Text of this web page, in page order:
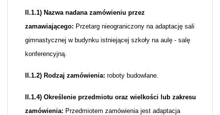
II.1.1) Nazwa nadana zamówieniu przez
zamawiającego: Przetarg nieograniczony na adaptację sali
gimnastycznej w budynku istniejącej szkoły na aulę - salę
konferencyjną.
II.1.2) Rodzaj zamówienia: roboty budowlane.
II.1.4) Określenie przedmiotu oraz wielkości lub zakresu
zamówienia: Przedmiotem zamówienia jest adaptacja